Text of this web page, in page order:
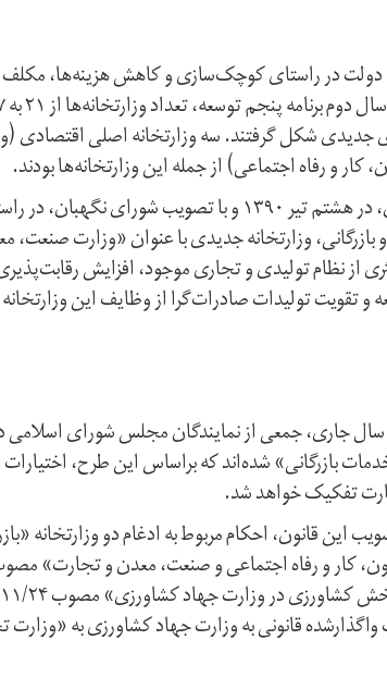
پنجم توسعه، دولت در راستای کوچک‌سازی و کاهش هزینه‌ها،
جدیدی شکل گرفتند. سه وزارتخانه اصلی
و رفاه اجتماعی) از جمله این وزارتخانه‌ها بودند.
پس از تصویب مجلس شورای اسلامی ایران، در هشتم تیر ١٣٩٠ و با
و بازرگانی، وزارتخانه جدیدی با عنوان «وزارت
از نظام تولیدی و تجاری موجود، افزایش
تقویت تولیدات صادرات‌گرا از وظایف این
در ۱۹ فروردین‌ماه سال جاری، جمعی از نمایندگان مجلس شورای
بازرگانی» شده‌اند که براساس این طرح،
تفکیک خواهد شد.
این قانون، احکام مربوط به ادغام دو وزارتخانه
واگذار‌شده قانونی به وزارت جهاد کشاورزی به